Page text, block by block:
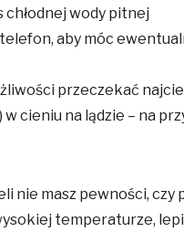
chłodnej wody pitnej
telefon, aby móc
przeczekać
w cieniu na lądzie – na
nie masz pewności, czy
temperaturze,